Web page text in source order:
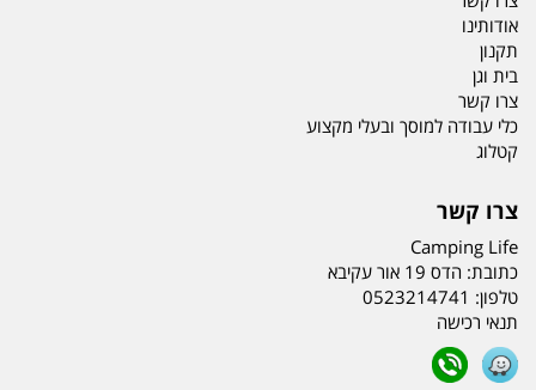
אודותינו
תקנון
בית וגן
צרו קשר
כלי עבודה למוסך ובעלי מקצוע
קטלוג
צרו קשר
Camping Life
כתובת: הדס 19 אור עקיבא
טלפון: 0523214741
תנאי רכישה